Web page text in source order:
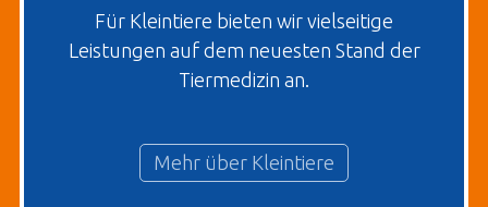
Für Kleintiere bieten wir vielseitige
Leistungen auf dem neuesten Stand der
Tiermedizin an.
Mehr über Kleintiere